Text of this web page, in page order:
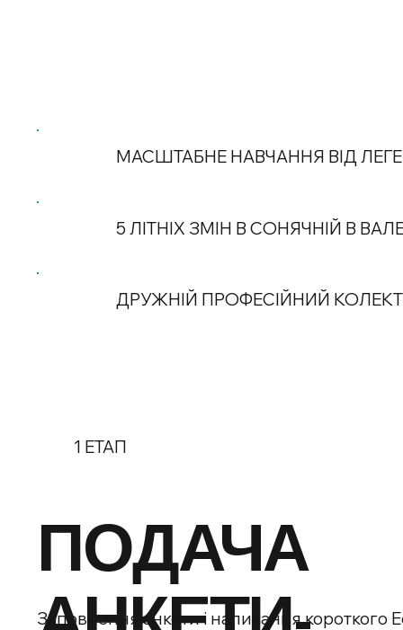
МАСШТАБНЕ НАВЧАННЯ ВІД
5 ЛІТНІХ ЗМІН В СОНЯЧНІЙ В
ДРУЖНІЙ ПРОФЕСІЙНИЙ
1 ЕТАП
ПОДАЧА
Заповнення анкети і написання короткого